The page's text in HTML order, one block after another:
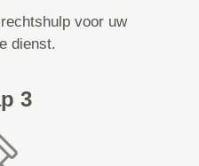
voor uw
dienst.
3